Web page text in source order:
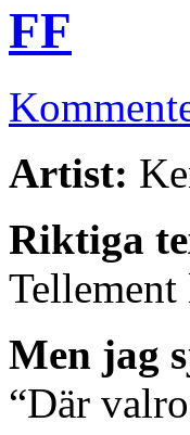
FF
Artist:
Riktiga
Tellement
Men jag
“Där